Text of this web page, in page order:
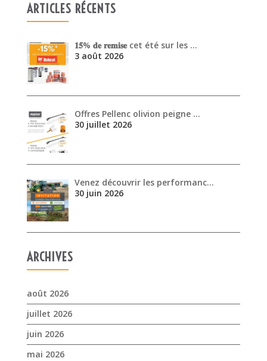
ARTICLES RÉCENTS
𝟏𝟓% 𝐝𝐞 𝐫𝐞𝐦𝐢𝐬𝐞 cet été sur les …
3 août 2026
Offres Pellenc olivion peigne …
30 juillet 2026
Venez découvrir les performanc…
30 juin 2026
ARCHIVES
août 2026
juillet 2026
juin 2026
mai 2026